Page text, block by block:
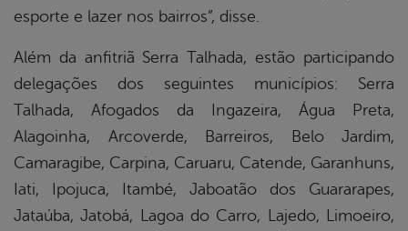
esporte e lazer nos bairros”, disse.
Além da anfitriã Serra Talhada, estão participando
delegações dos seguintes municípios: Serra
Talhada, Afogados da Ingazeira, Água Preta,
Alagoinha, Arcoverde, Barreiros, Belo Jardim,
Camaragibe, Carpina, Caruaru, Catende, Garanhuns,
Iati, Ipojuca, Itambé, Jaboatão dos Guararapes,
Jataúba, Jatobá, Lagoa do Carro, Lajedo, Limoeiro,